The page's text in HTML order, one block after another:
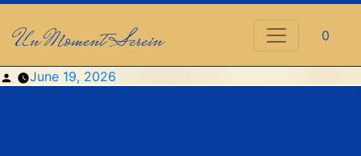
Un Moment Serein 0
Posted
June 19, 2026